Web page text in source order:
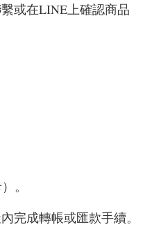
或在LINE上確認商品
。
完成轉帳或匯款手續。